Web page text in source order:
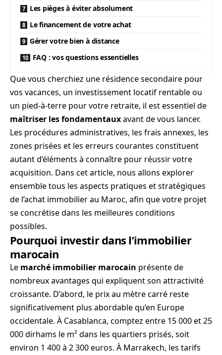
Les pièges à éviter absolument
Le financement de votre achat
Gérer votre bien à distance
FAQ : vos questions essentielles
Que vous cherchiez une résidence secondaire pour
vos vacances, un investissement locatif rentable ou
un pied-à-terre pour votre retraite, il est essentiel de
maîtriser les fondamentauxavant de vous lancer.
Les procédures administratives, les frais annexes, les
zones prisées et les erreurs courantes constituent
autant d’éléments à connaître pour réussir votre
acquisition. Dans cet article, nous allons explorer
ensemble tous les aspects pratiques et stratégiques
de l’achat immobilier au Maroc, afin que votre projet
se concrétise dans les meilleures conditions
possibles.
Pourquoi investir dans l’immobilier
marocain
Le marché immobilier marocain présente de
nombreux avantages qui expliquent son attractivité
croissante. D’abord, le prix au mètre carré reste
significativement plus abordable qu’en Europe
occidentale. À Casablanca, comptez entre 15 000 et 25
000 dirhams le m² dans les quartiers prisés, soit
environ 1 400 à 2 300 euros. À Marrakech, les tarifs